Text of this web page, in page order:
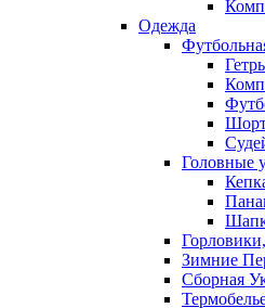
Одежда
Головные
Зимние
Сборная